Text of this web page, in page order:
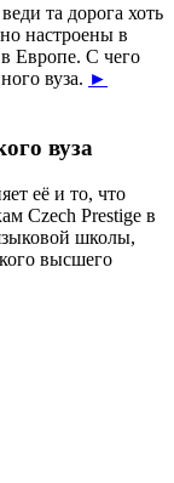
та дорога хоть
настроены в
в Европе. С чего
вуза. ►
вуза
её и то, что
Czech Prestige в
школы,
высшего